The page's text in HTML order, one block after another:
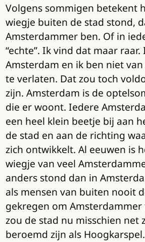
Volgens sommigen betekent
wiegje buiten de stad stond,
Amsterdammer ben. Of in
“echte”. Ik vind dat maar
Amsterdam en ik ben niet
te verlaten. Dat zou toch
zijn. Amsterdam is de
die er woont. Iedere
een heel klein beetje bij aan
de stad en aan de richting
zich ontwikkelt. Al eeuwen is
wiegje van veel
anders stond dan in
als mensen van buiten nooit
gekregen om
zou de stad nu misschien net
beroemd zijn als Hoogkarspel.